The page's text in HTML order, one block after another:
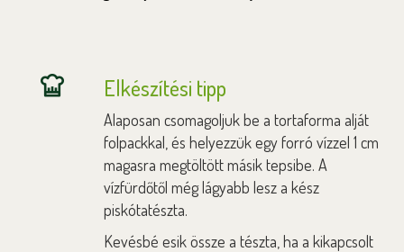
Elkészítési tipp
Alaposan csomagoljuk be a tortaforma alját
folpackkal, és helyezzük egy forró vízzel 1 cm
magasra megtöltött másik tepsibe. A
vízfürdőtől még lágyabb lesz a kész
piskótatészta.
Kevésbé esik össze a tészta, ha a kikapcsolt